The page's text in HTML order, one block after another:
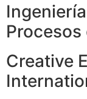
Creative